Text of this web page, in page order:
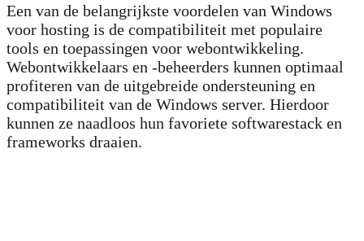
Een van de belangrijkste voordelen van Windows
voor hosting is de compatibiliteit met populaire
tools en toepassingen voor webontwikkeling.
Webontwikkelaars en -beheerders kunnen optimaal
profiteren van de uitgebreide ondersteuning en
compatibiliteit van de Windows server. Hierdoor
kunnen ze naadloos hun favoriete softwarestack en
frameworks draaien.